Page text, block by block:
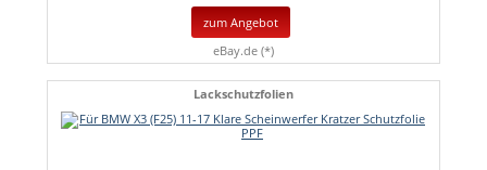
zum Angebot
eBay.de (*)
Lackschutzfolien